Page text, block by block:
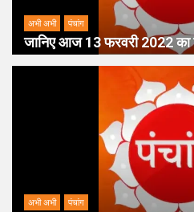
अभी अभी पंचांग
जानिए आज 13 फरवरी 2022 का
अभी अभी पंचांग